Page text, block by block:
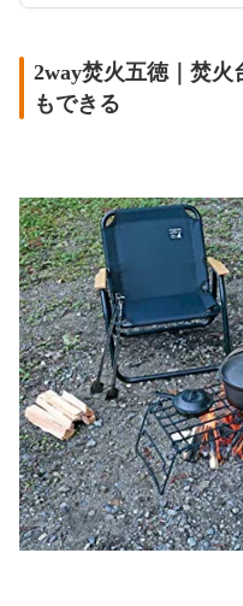
2way焚火五徳｜焚火
もできる